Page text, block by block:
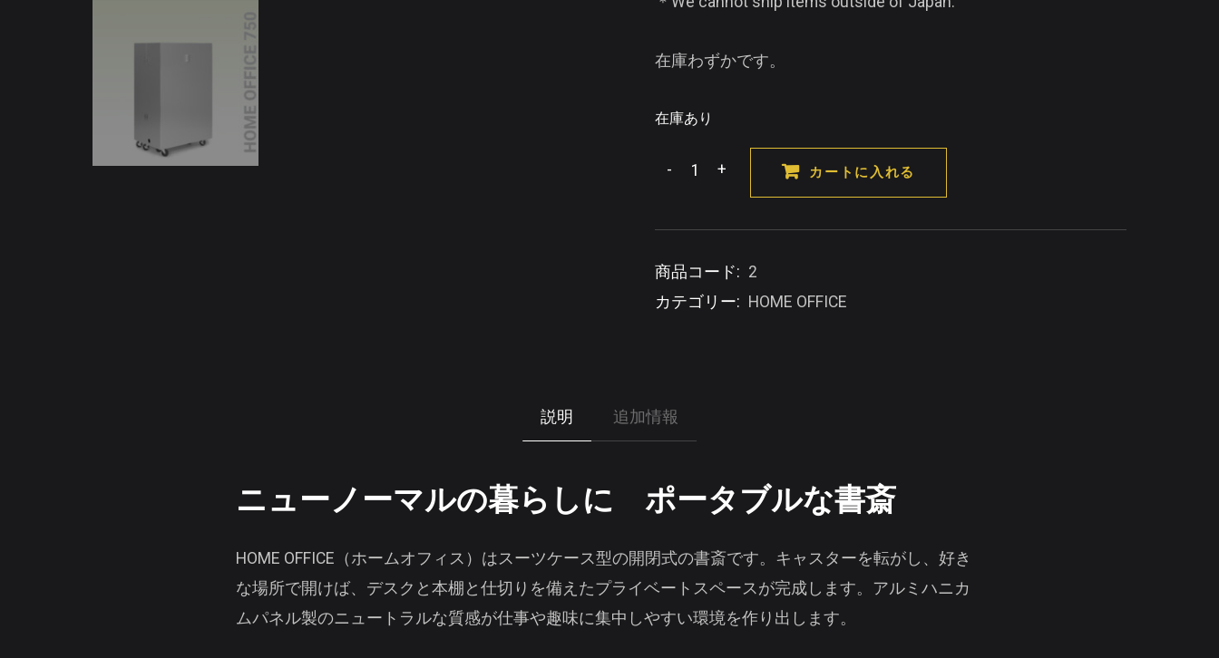
在庫わずかです。
在庫あり
カートに入れる
商品コード: 2
カテゴリー: HOME OFFICE
説明 追加情報
ニューノーマルの暮らしに ポータブルな書斎
HOME OFFICE（ホームオフィス）はスーツケース型の開閉式の書斎です。キャスターを転がし、好き
な場所で開けば、デスクと本棚と仕切りを備えたプライベートスペースが完成します。アルミハニカ
ムパネル製のニュートラルな質感が仕事や趣味に集中しやすい環境を作り出します。